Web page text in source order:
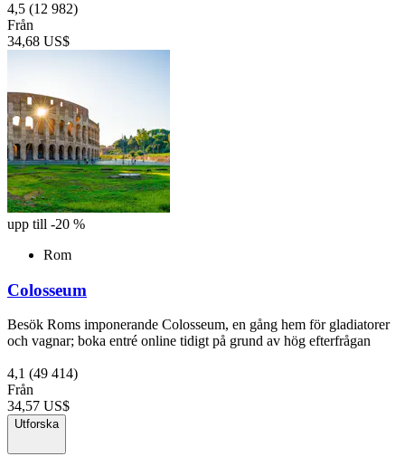
4,5 (12 982)
Från
34,68 US$
upp till -20 %
Rom
Colosseum
Besök Roms imponerande Colosseum, en gång hem för gladiatorer
och vagnar; boka entré online tidigt på grund av hög efterfrågan
4,1 (49 414)
Från
34,57 US$
Utforska